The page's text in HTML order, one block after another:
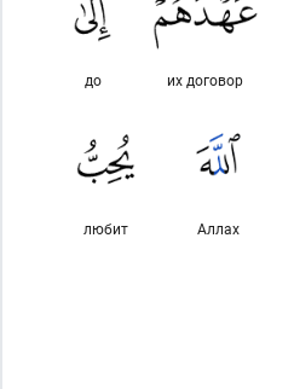
их договор
до
Аллах
любит